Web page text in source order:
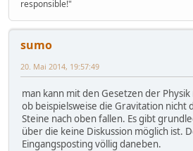
responsible!"
sumo
20. Mai 2014, 19:57:49
man kann mit den Gesetzen der
ob beispielsweise die Gravitation nicht
Steine nach oben fallen. Es gibt
über die keine Diskussion möglich ist.
Eingangsposting völlig daneben.